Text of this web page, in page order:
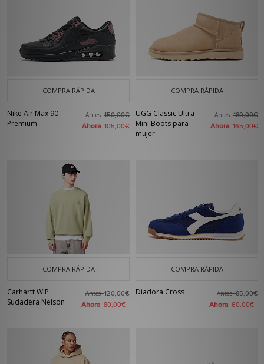
COMPRA RÁPIDA
Nike Air Max 90
Premium
Antes150,00€
Ahora 105,00€
COMPRA RÁPIDA
UGG Classic Ultra
Mini Boots para
mujer
Antes180,00€
Ahora 165,00€
COMPRA RÁPIDA
Carhartt WIP
Sudadera Nelson
Antes120,00€
Ahora 80,00€
COMPRA RÁPIDA
Diadora Cross Antes85,00€
Ahora 60,00€